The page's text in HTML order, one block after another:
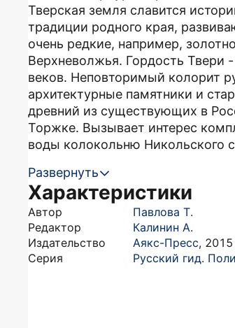
Тверская земля славится
традиции родного края,
очень редкие, например,
Верхневолжья. Гордость Твери
веков. Неповторимый колорит
архитектурные памятники и
древний из существующих в
Торжке. Вызывает интерес
воды колокольню Никольского
Развернуть
Характеристики
Автор
Павлова Т.
Редактор
Калинин А.
Издательство
Аякс-Пресс, 2015
Серия
Русский гид.